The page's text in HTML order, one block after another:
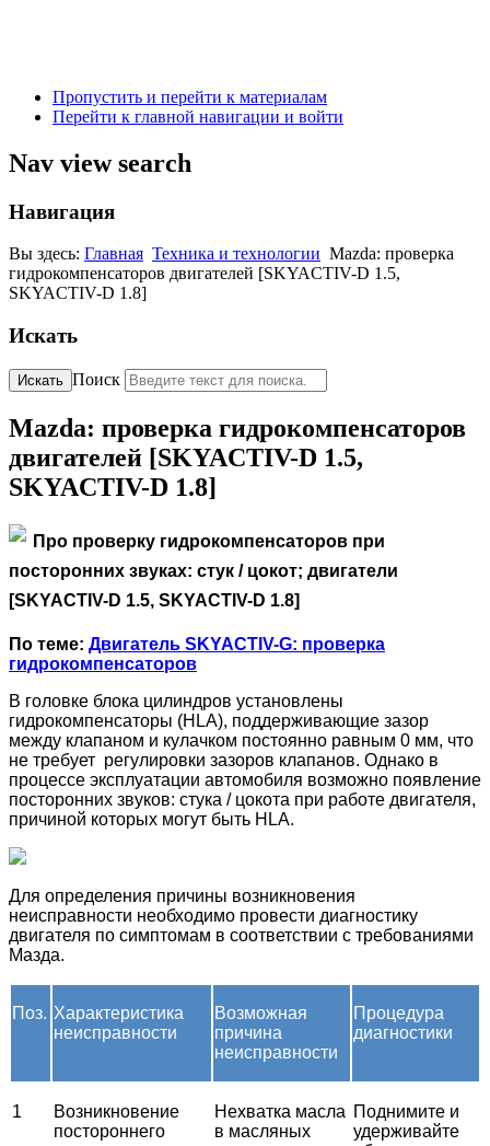
Пропустить и перейти к материалам
Перейти к главной навигации и войти
Nav view search
Навигация
Вы здесь: Главная Техника и технологии Mazda: проверка
гидрокомпенсаторов двигателей [SKYACTIV-D 1.5,
SKYACTIV-D 1.8]
Искать
Искать Поиск
Mazda: проверка гидрокомпенсаторов
двигателей [SKYACTIV-D 1.5,
SKYACTIV-D 1.8]
Про проверку гидрокомпенсаторов при
посторонних звуках: стук / цокот; двигатели
[SKYACTIV-D 1.5, SKYACTIV-D 1.8]
По теме: Двигатель SKYACTIV-G: проверка
гидрокомпенсаторов
В головке блока цилиндров установлены
гидрокомпенсаторы (HLA), поддерживающие зазор
между клапаном и кулачком постоянно равным 0 мм, что
не требует регулировки зазоров клапанов. Однако в
процессе эксплуатации автомобиля возможно появление
посторонних звуков: стука / цокота при работе двигателя,
причиной которых могут быть HLA.
Для определения причины возникновения
неисправности необходимо провести диагностику
двигателя по симптомам в соответствии с требованиями
Мазда.
Поз. Характеристика
неисправности
Возможная
причина
неисправности
Процедура
диагностики
1
Возникновение
постороннего
Нехватка масла
в масляных
Поднимите и
удерживайте